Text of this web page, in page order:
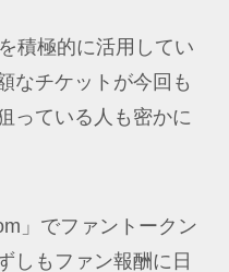
積極的に活用してい
なチケットが今回も
っている人も密かに
」でファントークン
しもファン報酬に日